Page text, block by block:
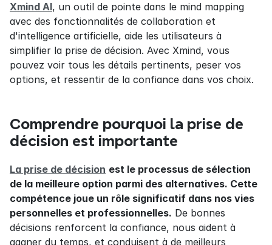
Xmind AI, un outil de pointe dans le mind mapping
avec des fonctionnalités de collaboration et
d'intelligence artificielle, aide les utilisateurs à
simplifier la prise de décision. Avec Xmind, vous
pouvez voir tous les détails pertinents, peser vos
options, et ressentir de la confiance dans vos choix.
Comprendre pourquoi la prise de
décision est importante
La prise de décision est le processus de sélection
de la meilleure option parmi des alternatives. Cette
compétence joue un rôle significatif dans nos vies
personnelles et professionnelles. De bonnes
décisions renforcent la confiance, nous aident à
gagner du temps, et conduisent à de meilleurs